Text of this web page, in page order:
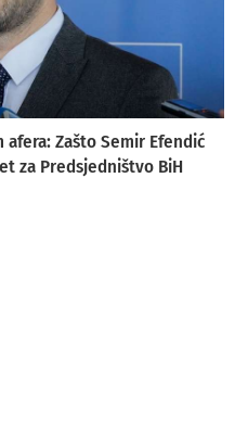
Zašto Semir Efendić
za Predsjedništvo BiH